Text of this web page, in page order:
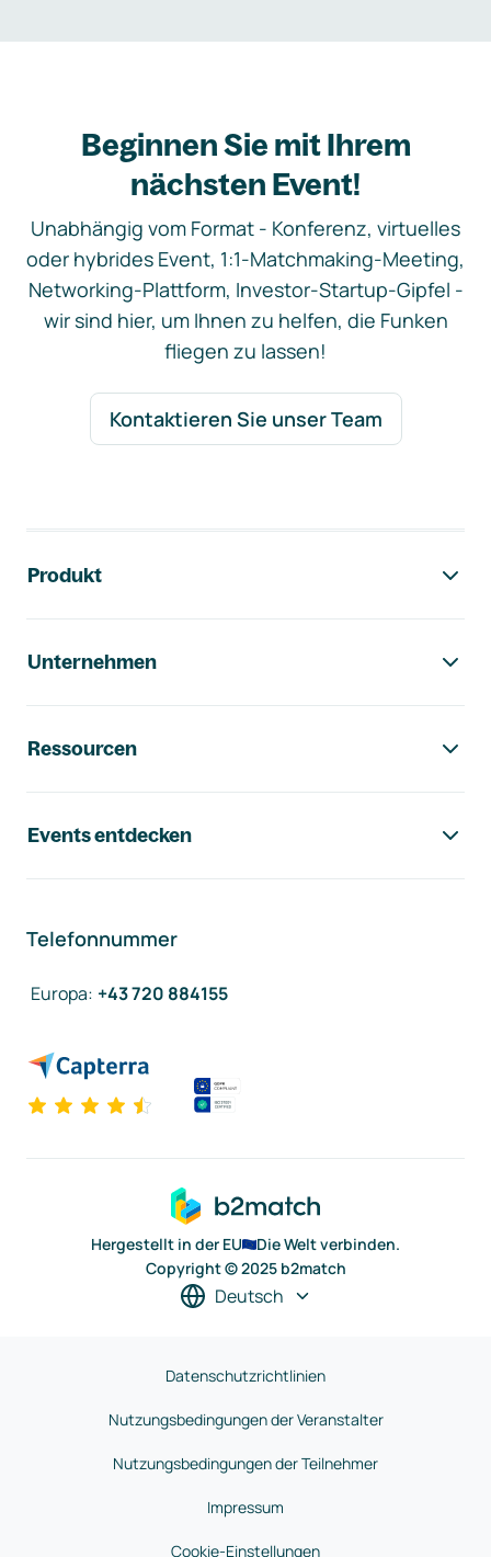
Beginnen Sie mit Ihrem
nächsten Event!
Unabhängig vom Format - Konferenz, virtuelles
oder hybrides Event, 1:1-Matchmaking-Meeting,
Networking-Plattform, Investor-Startup-Gipfel -
wir sind hier, um Ihnen zu helfen, die Funken
fliegen zu lassen!
Kontaktieren Sie unser Team
Produkt
Unternehmen
Ressourcen
Events entdecken
Telefonnummer
Europa: +43 720 884155
Hergestellt in der EU
Die Welt verbinden.
Copyright © 2025 b2match
Deutsch
Datenschutzrichtlinien
Nutzungsbedingungen der Veranstalter
Nutzungsbedingungen der Teilnehmer
Impressum
Cookie-Einstellungen